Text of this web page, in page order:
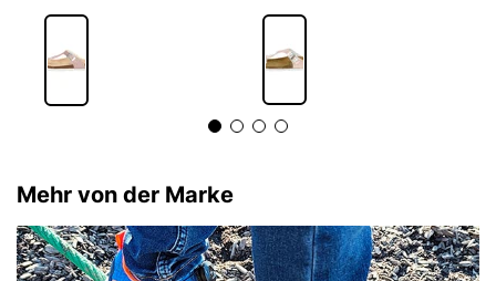
Mehr von der Marke